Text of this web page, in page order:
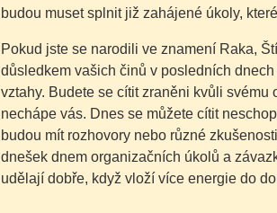
budou muset splnit již zahájené úkoly,
Pokud jste se narodili ve znamení Raka,
důsledkem vašich činů v posledních
vztahy. Budete se cítit zraněni kvůli
nechápe vás. Dnes se můžete cítit
budou mít rozhovory nebo různé
dnešek dnem organizačních úkolů a
udělají dobře, když vloží více energie do